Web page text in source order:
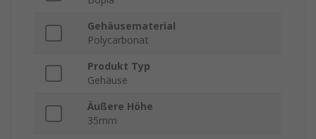
Gehäusematerial
Polycarbonat
Produkt Typ
Gehäuse
Äußere Höhe
35mm